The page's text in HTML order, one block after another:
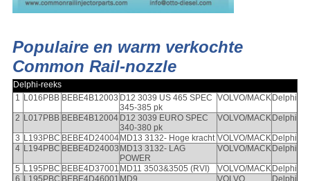
Populaire en warm verkochte
Common Rail-nozzle
Delphi-reeks
1 L016PBB BEBE4B12003 D12 3039 US 465 SPEC
345-385 pk
VOLVO/MACK Delphi
2 L017PBB BEBE4B12004 D12 3039 EURO SPEC
340-380 pk
VOLVO/MACK Delphi
3 L193PBC BEBE4D24004 MD13 3132- Hoge kracht VOLVO/MACK Delphi
4 L194PBC BEBE4D24003 MD13 3132- LAG
POWER
VOLVO/MACK Delphi
5 L195PBC BEBE4D37001 MD11 3503&3505 (RVI) VOLVO/MACK Delphi
6 L195PBC BEBE4D46001 MD9 VOLVO
Delphi